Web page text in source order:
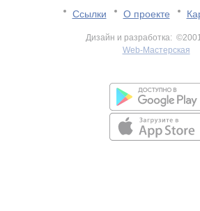
Ссылки
О проекте
Дизайн и разработка:
Web-Мастерская